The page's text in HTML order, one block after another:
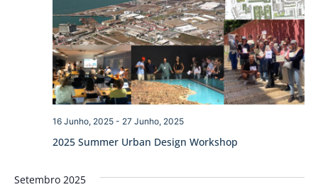
2025 Summer Urban Design Workshop
16 Junho, 2025- 27 Junho, 2025
Setembro 2025